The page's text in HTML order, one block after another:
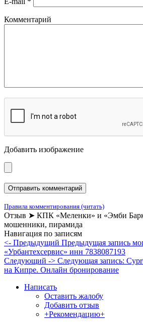
Комментарий
Добавить изображение
Правила комментирования (читать)
Отзыв ➤ КПК «Меленки» и «Эмби
мошенники, пирамида
Навигация по записям
<- Предыдущий Предыдущая запись
«Урбантехсервис» инн 7838087193
Следующий -> Следующая запись:
на Кипре. Онлайн бронирование
Написать
Оставить жалобу
Добавить отзыв
+Рекомендацию+